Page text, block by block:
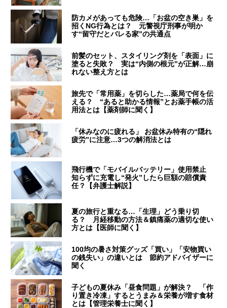
防カメがあっても危険…「お盆の空き巣」を
招くNG行為とは？ 元警視庁刑事が明か
す“留守だとバレる家”の共通点
前髪のセット、スタイリング剤を「表面」に
塗ると失敗？ 実は“内側の根元”が正解…崩
れない整え方とは
旅先で「常用薬」を切らした…薬局で何を伝
える？ “あると助かる情報”とお薬手帳の活
用法とは【薬剤師に聞く】
「休みなのに疲れる」 お盆休み特有の“隠れ
疲労”に注意…3つの解消法とは
飛行機で「モバイルバッテリー」使用禁止
知らずに充電し“発火”したら巨額の賠償責
任？【弁護士解説】
夏の旅行と重なる…「生理」どう乗り切
る？ 月経移動の方法＆鎮痛薬の適切な使い
方とは【医師に聞く】
100均の暑さ対策グッズ「買い」「安物買い
の銭失い」の違いとは 節約アドバイザーに
聞く
子どもの夏休み「昼食問題」が解決？ 「作
り置き冷凍」するとうまみ＆栄養が増す食材
とは【管理栄養士に聞く】